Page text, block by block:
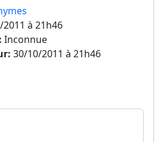
à 21h46
Inconnue
30/10/2011 à 21h46